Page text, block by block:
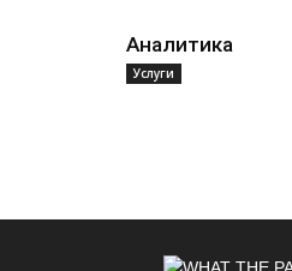
Аналитика
Услуги